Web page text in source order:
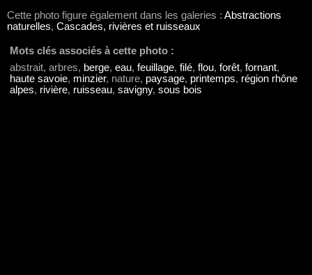
Cette photo figure également dans les galeries : Abstractions
naturelles, Cascades, rivières et ruisseaux
Mots clés associés à cette photo :
abstrait, arbres, berge, eau, feuillage, filé, flou, forêt, fornant,
haute savoie, minzier, nature, paysage, printemps, région rhône
alpes, rivière, ruisseau, savigny, sous bois